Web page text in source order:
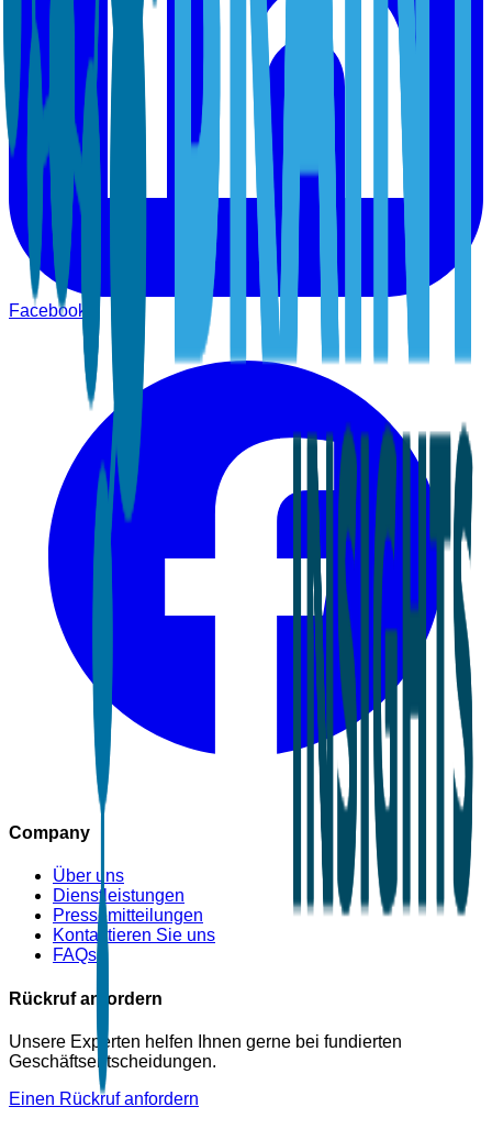
Facebook
Company
Über uns
Dienstleistungen
Pressemitteilungen
Kontaktieren Sie uns
FAQs
Rückruf anfordern
Unsere Experten helfen Ihnen gerne bei fundierten
Geschäftsentscheidungen.
Einen Rückruf anfordern